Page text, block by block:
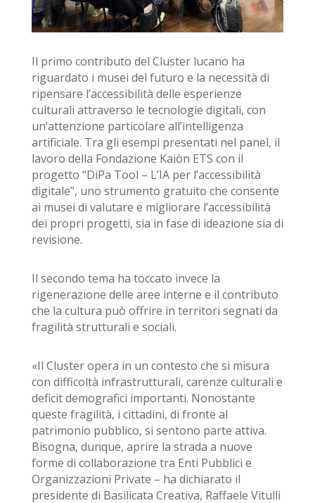
Il primo contributo del Cluster lucano ha
riguardato i musei del futuro e la necessità di
ripensare l’accessibilità delle esperienze
culturali attraverso le tecnologie digitali, con
un’attenzione particolare all’intelligenza
artificiale. Tra gli esempi presentati nel panel, il
lavoro della Fondazione Kaiòn ETS con il
progetto “DiPa Tool – L’IA per l’accessibilità
digitale”, uno strumento gratuito che consente
ai musei di valutare e migliorare l’accessibilità
dei propri progetti, sia in fase di ideazione sia di
revisione.
Il secondo tema ha toccato invece la
rigenerazione delle aree interne e il contributo
che la cultura può offrire in territori segnati da
fragilità strutturali e sociali.
«Il Cluster opera in un contesto che si misura
con difficoltà infrastrutturali, carenze culturali e
deficit demografici importanti. Nonostante
queste fragilità, i cittadini, di fronte al
patrimonio pubblico, si sentono parte attiva.
Bisogna, dunque, aprire la strada a nuove
forme di collaborazione tra Enti Pubblici e
Organizzazioni Private – ha dichiarato il
presidente di Basilicata Creativa, Raffaele Vitulli